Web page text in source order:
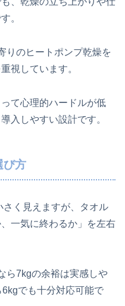
。
りのヒートポンプ乾燥を
視しています。
て心理的ハードルが低
入しやすい設計です。
び方
く見えますが、タオル
一気に終わるか」を左右
ら7kgの余裕は実感しや
でも十分対応可能で